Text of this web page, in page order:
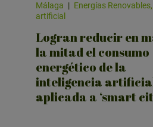
Málaga | Energías
artificial
Logran reducir en
la mitad el consumo
energético de la
inteligencia
aplicada a ‘smart